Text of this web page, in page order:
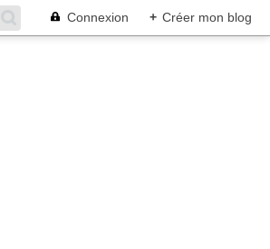
Connexion + Créer mon blog